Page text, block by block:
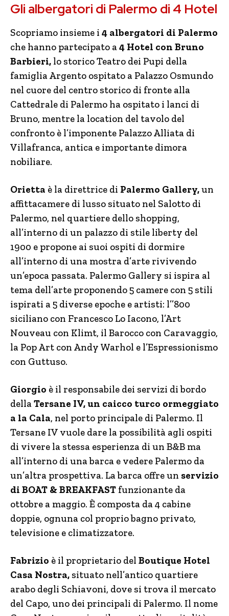
Gli albergatori di Palermo di 4 Hotel
Scopriamo insieme i 4 albergatori di Palermo
che hanno partecipato a4 Hotel con Bruno
Barbieri, lo storico Teatro dei Pupi della
famiglia Argento ospitato a Palazzo Osmundo
nel cuore del centro storico di fronte alla
Cattedrale di Palermo ha ospitato i lanci di
Bruno, mentre la location del tavolo del
confronto è l’imponente Palazzo Alliata di
Villafranca, antica e importante dimora
nobiliare.
Orietta è la direttrice di Palermo Gallery,un
affittacamere di lusso situato nel Salotto di
Palermo, nel quartiere dello shopping,
all’interno di un palazzo di stile liberty del
1900 e propone ai suoi ospiti di dormire
all’interno di una mostra d’arte rivivendo
un’epoca passata. Palermo Gallery si ispira al
tema dell’arte proponendo 5 camere con 5 stili
ispirati a 5 diverse epoche e artisti: l’’800
siciliano con Francesco Lo Iacono, l’Art
Nouveau con Klimt, il Barocco con Caravaggio,
la Pop Art con Andy Warhol e l’Espressionismo
con Guttuso.
Giorgio è il responsabile dei servizi di bordo
dellaTersane IV, un caicco turco ormeggiato
a la Cala, nel porto principale di Palermo. Il
Tersane IV vuole dare la possibilità agli ospiti
di vivere la stessa esperienza di un B&B ma
all’interno di una barca e vedere Palermo da
un’altra prospettiva. La barca offre un servizio
di BOAT & BREAKFAST funzionante da
ottobre a maggio. È composta da 4 cabine
doppie, ognuna col proprio bagno privato,
televisione e climatizzatore.
Fabrizio è il proprietario del Boutique Hotel
Casa Nostra, situato nell’antico quartiere
arabo degli Schiavoni, dove si trova il mercato
del Capo, uno dei principali di Palermo. Il nome